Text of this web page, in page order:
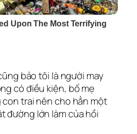
bảo tôi là người may
có điều kiện, bố mẹ
trai nên cho hẳn một
đường lớn làm của hồi